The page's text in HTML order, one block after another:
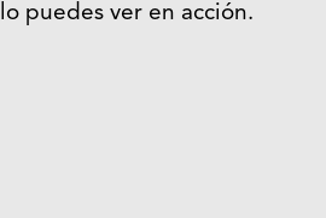
lo puedes ver en acción.